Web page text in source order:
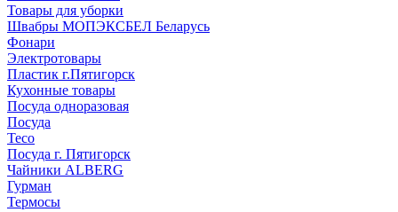
Товары для уборки
Швабры МОПЭКСБЕЛ Беларусь
Фонари
Электротовары
Пластик г.Пятигорск
Кухонные товары
Посуда одноразовая
Посуда
Teco
Посуда г. Пятигорск
Чайники ALBERG
Гурман
Термосы